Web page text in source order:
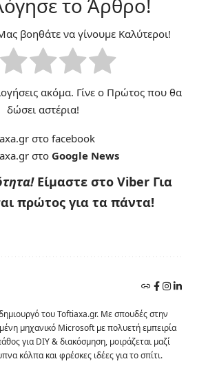
βοηθάτε να γίνουμε Καλύτεροι!
ακόμα. Γίνε ο Πρώτος που θα
δώσει αστέρια!
στο facebook
στο Google News
Είμαστε στο Viber Για
πρώτος για τα πάντα!
του Toftiaxa.gr. Με σπουδές στην
μηχανικό Microsoft με πολυετή εμπειρία
για DIY & διακόσμηση, μοιράζεται μαζί
κόλπα και φρέσκες ιδέες για το σπίτι.